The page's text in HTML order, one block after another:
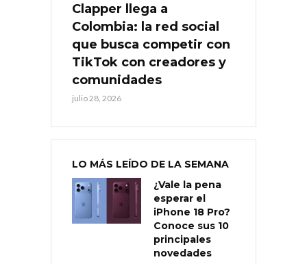
Clapper llega a
Colombia: la red social
que busca competir con
TikTok con creadores y
comunidades
julio 28, 2026
LO MÁS LEÍDO DE LA SEMANA
¿Vale la pena
esperar el
iPhone 18 Pro?
Conoce sus 10
principales
novedades